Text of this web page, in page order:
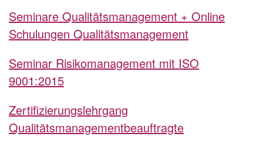
Seminare Qualitätsmanagement + Online
Schulungen Qualitätsmanagement
Seminar Risikomanagement mit ISO
9001:2015
Zertifizierungslehrgang
Qualitätsmanagementbeauftragte